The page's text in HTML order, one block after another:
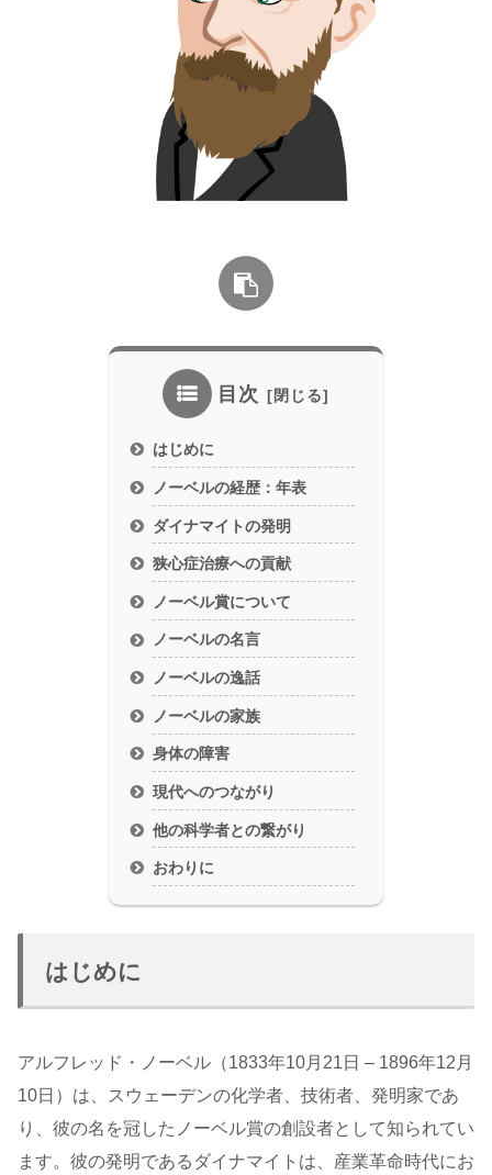
目次
はじめに
ノーベルの経歴：年表
ダイナマイトの発明
狭心症治療への貢献
ノーベル賞について
ノーベルの名言
ノーベルの逸話
ノーベルの家族
身体の障害
現代へのつながり
他の科学者との繋がり
おわりに
はじめに
アルフレッド・ノーベル（1833年10月21日 – 1896年12月
10日）は、スウェーデンの化学者、技術者、発明家であ
り、彼の名を冠したノーベル賞の創設者として知られてい
ます。彼の発明であるダイナマイトは、産業革命時代にお